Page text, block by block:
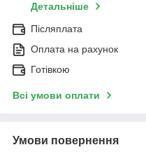
Детальніше
Післяплата
Оплата на рахунок
Готівкою
Всі умови оплати
Умови повернення